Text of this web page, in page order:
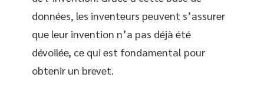
données, les inventeurs peuvent s’assurer
que leur invention n’a pas déjà été
dévoilée, ce qui est fondamental pour
obtenir un brevet.